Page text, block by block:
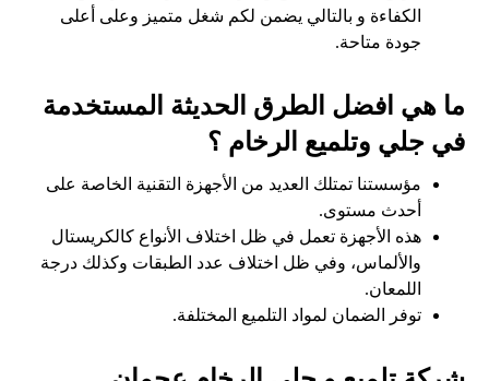
الكفاءة و بالتالي يضمن لكم شغل متميز وعلى أعلى
جودة متاحة.
ما هي افضل الطرق الحديثة المستخدمة
في جلي وتلميع الرخام ؟
مؤسستنا تمتلك العديد من الأجهزة التقنية الخاصة على
أحدث مستوى.
هذه الأجهزة تعمل في ظل اختلاف الأنواع كالكريستال
والألماس، وفي ظل اختلاف عدد الطبقات وكذلك درجة
اللمعان.
توفر الضمان لمواد التلميع المختلفة.